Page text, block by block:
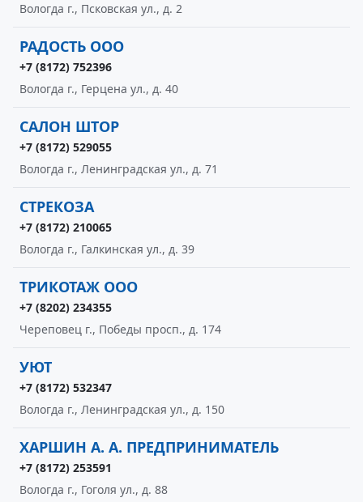
Вологда г., Псковская ул., д. 2
РАДОСТЬ ООО
+7 (8172) 752396
Вологда г., Герцена ул., д. 40
САЛОН ШТОР
+7 (8172) 529055
Вологда г., Ленинградская ул., д. 71
СТРЕКОЗА
+7 (8172) 210065
Вологда г., Галкинская ул., д. 39
ТРИКОТАЖ ООО
+7 (8202) 234355
Череповец г., Победы просп., д. 174
УЮТ
+7 (8172) 532347
Вологда г., Ленинградская ул., д. 150
ХАРШИН А. А. ПРЕДПРИНИМАТЕЛЬ
+7 (8172) 253591
Вологда г., Гоголя ул., д. 88